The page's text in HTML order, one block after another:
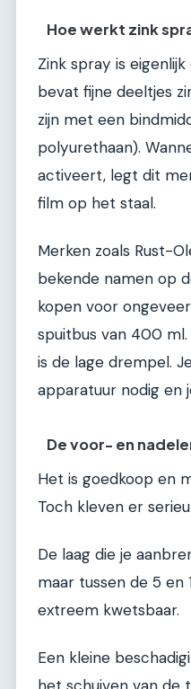
Hoe werkt zink
Zink spray is
bevat fijne deeltjes
zijn met een
polyurethaan).
activeert, legt dit
film op het staal.
Merken zoals Rust-
bekende namen op
kopen voor
spuitbus van 400
is de lage drempel.
apparatuur nodig en
De voor- en
Het is goedkoop en
Toch kleven er
De laag die je
maar tussen de 5 en
extreem kwetsbaar.
Een kleine